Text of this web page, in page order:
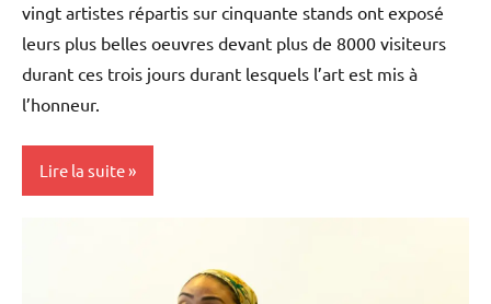
vingt artistes répartis sur cinquante stands ont exposé
leurs plus belles oeuvres devant plus de 8000 visiteurs
durant ces trois jours durant lesquels l’art est mis à
l’honneur.
Lire la suite